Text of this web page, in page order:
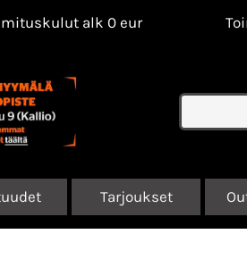
alk 0 eur
Tarjoukset